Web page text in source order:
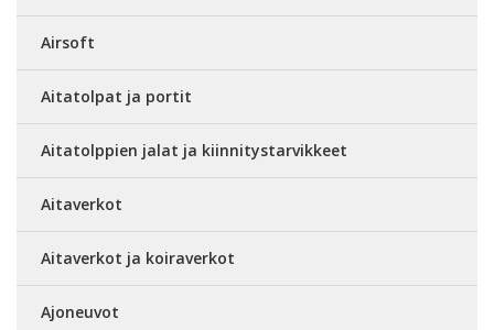
Airsoft
Aitatolpat ja portit
Aitatolppien jalat ja kiinnitystarvikkeet
Aitaverkot
Aitaverkot ja koiraverkot
Ajoneuvot